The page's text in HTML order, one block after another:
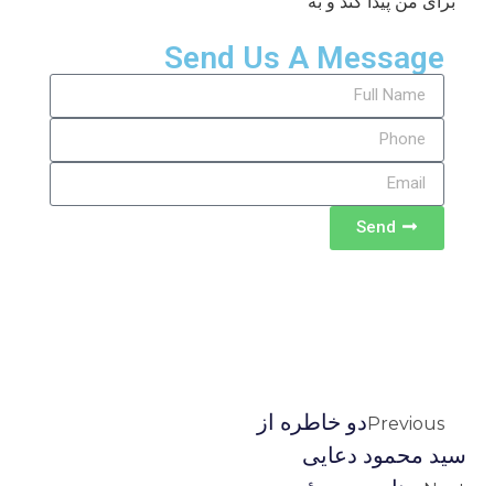
Send Us A Message
Send
Previousدو خاطره از
سید محمود دعایی